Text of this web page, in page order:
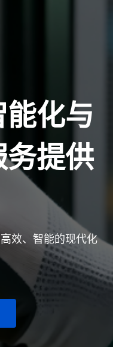
化与
务提供
效、智能的现代化